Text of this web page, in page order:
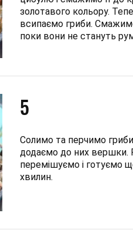
золотавого кольору.
всипаємо гриби.
поки вони не стануть
5
Солимо та перчимо
додаємо до них вершки.
перемішуємо і готуємо
хвилин.